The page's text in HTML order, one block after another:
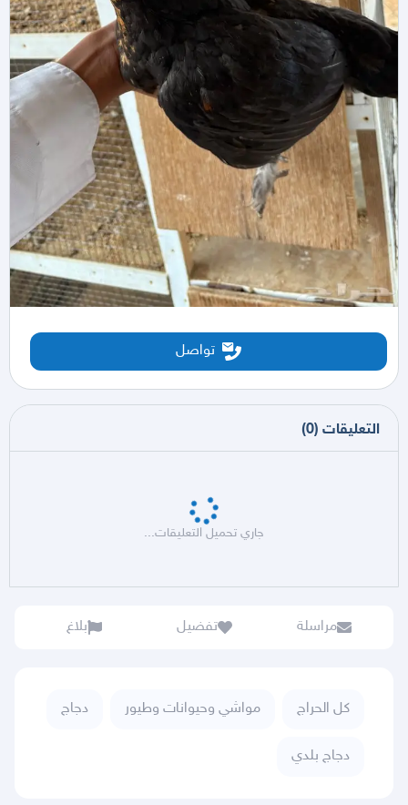
تواصل
التعليقات (
0
)
جاري تحميل التعليقات...
مراسلة تفضيل بلاغ
كل الحراج مواشي وحيوانات وطيور دجاج
دجاج بلدي